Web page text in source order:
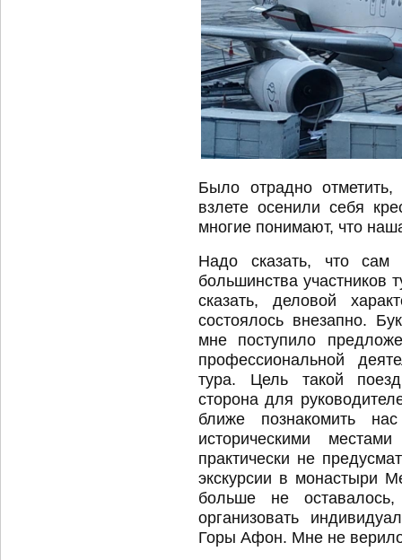
Было отрадно
взлете осенили себя
многие понимают, что
Надо сказать, что
большинства участников
сказать, деловой
состоялось внезапно.
мне поступило
профессиональной
тура. Цель такой
сторона для
ближе познакомить
историческими
практически не
экскурсии в монастыри
больше не
организовать
Горы Афон. Мне не